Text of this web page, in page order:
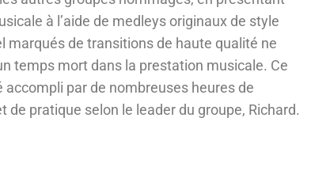
à l’aide de medleys originaux de style
marqués de transitions de haute qualité ne
temps mort dans la prestation musicale. Ce
accompli par de nombreuses heures de
de pratique selon le leader du groupe, Richard.